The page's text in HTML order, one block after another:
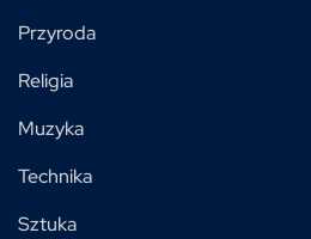
Przyroda
Religia
Muzyka
Technika
Sztuka